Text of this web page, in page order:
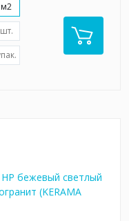
м2
шт.